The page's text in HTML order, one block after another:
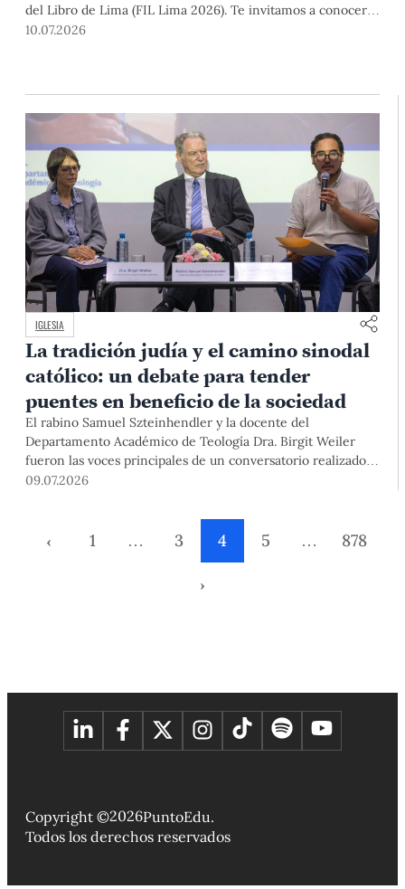
del Libro de Lima (FIL Lima 2026). Te invitamos a conocer
nuestras novedades editoriales, asistir a cinco actividades
10.07.2026
IGLESIA
La tradición judía y el camino sinodal
católico: un debate para tender
puentes en beneficio de la sociedad
El rabino Samuel Szteinhendler y la docente del
Departamento Académico de Teología Dra. Birgit Weiler
fueron las voces principales de un conversatorio realizado
recientemente en la PUCP, en el cual se resaltó la
09.07.2026
‹ 1 … 3 4 5 … 878
›
Copyright ©2026PuntoEdu.
Todos los derechos reservados